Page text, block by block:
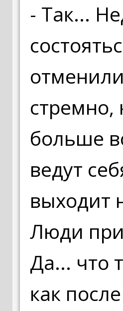
- Так...
стремно,
больше
ведут
выходит
Люди
Да... что
как